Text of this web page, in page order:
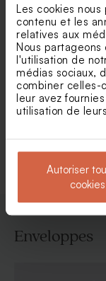
Les cookies
contenu et les
relatives aux
Nous
l'utilisation de
médias sociaux,
combiner celles-
leur avez
utilisation de
Autoriser
cookies
Carte
naissance jardin
Enveloppes